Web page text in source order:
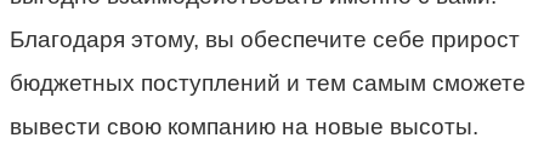
Благодаря этому, вы обеспечите себе прирост
бюджетных поступлений и тем самым сможете
вывести свою компанию на новые высоты.